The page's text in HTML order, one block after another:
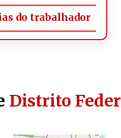
do trabalhador
Distrito